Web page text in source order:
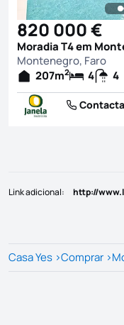
820 000 €
Moradia T4 em
Montenegro, Faro
207m2 4 4
Link adicional:
Casa Yes >Comprar >